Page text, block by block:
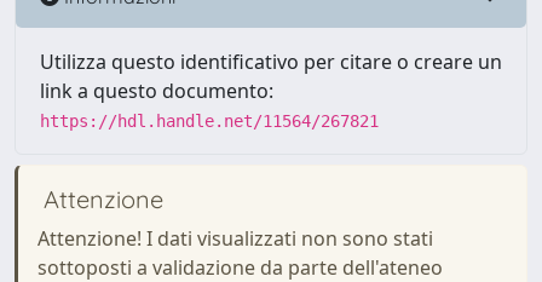
Utilizza questo identificativo per citare o creare un
link a questo documento:
https://hdl.handle.net/11564/267821
Attenzione
Attenzione! I dati visualizzati non sono stati
sottoposti a validazione da parte dell'ateneo